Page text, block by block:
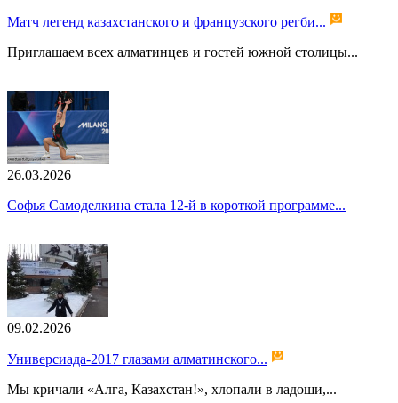
Матч легенд казахстанского и французского регби...
Приглашаем всех алматинцев и гостей южной столицы...
26.03.2026
Софья Самоделкина стала 12-й в короткой программе...
09.02.2026
Универсиада-2017 глазами алматинского...
Мы кричали «Алга, Казахстан!», хлопали в ладоши,...